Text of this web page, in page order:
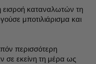
εισροή καταναλωτών τη
μποτιλιάρισμα και
περισσότερη
σε εκείνη τη μέρα ως